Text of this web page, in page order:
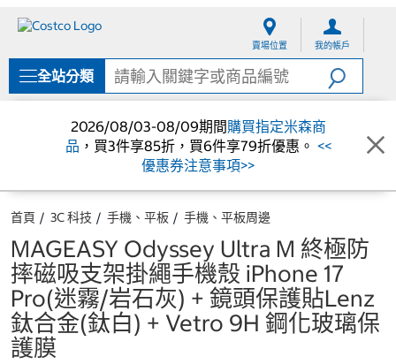
單
賣場位置 我的帳戶
全站分類
2026/08/03-08/09期間購買指定米森商
品 ，買3件享85折，買6件享79折優惠。 <<
優惠券注意事項>>
首頁 3C 科技 手機、平板 手機、平板周邊
MAGEASY Odyssey Ultra M 終極防
摔磁吸支架掛繩手機殼 iPhone 17
Pro(迷霧/岩石灰) + 鏡頭保護貼Lenz
鈦合金(鈦白) + Vetro 9H 鋼化玻璃保
護膜